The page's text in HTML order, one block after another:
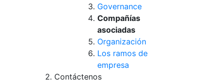
Governance
Compañías
asociadas
Organización
Los ramos de
empresa
Contáctenos